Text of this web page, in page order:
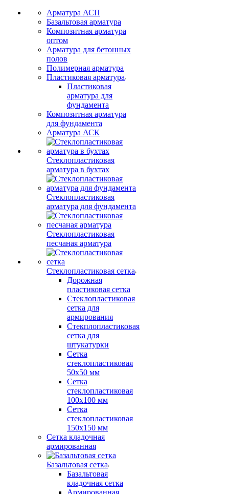
Арматура АСП
Базальтовая арматура
Композитная арматура
оптом
Арматура для бетонных
полов
Полимерная арматура
Пластиковая арматура
Пластиковая
арматура для
фундамента
Композитная арматура
для фундамента
Арматура АСК
Стеклопластиковая
арматура в бухтах
Стеклопластиковая
арматура для фундамента
Стеклопластиковая
песчаная арматура
Стеклопластиковая сетка
Дорожная
пластиковая сетка
Стеклопластиковая
сетка для
армирования
Стекплопластиковая
сетка для
штукатурки
Сетка
стеклопластиковая
50x50 мм
Сетка
стеклопластиковая
100x100 мм
Сетка
стеклопластиковая
150x150 мм
Сетка кладочная
армированная
Базальтовая сетка
Базальтовая
кладочная сетка
Армированная